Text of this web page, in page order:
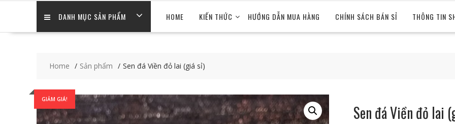
DANH MỤC SẢN PHẨM HOME KIẾN THỨC HƯỚNG DẪN MUA HÀNG CHÍNH SÁCH BÁN SỈ THÔNG TIN
Home Sản phẩm Sen đá Viền đỏ lai (giá sỉ)
GIẢM GIÁ!
Sen đá Viền đỏ lai